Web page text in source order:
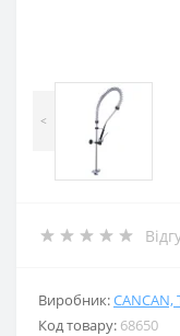
<
Виробник:
Код товару: 68650